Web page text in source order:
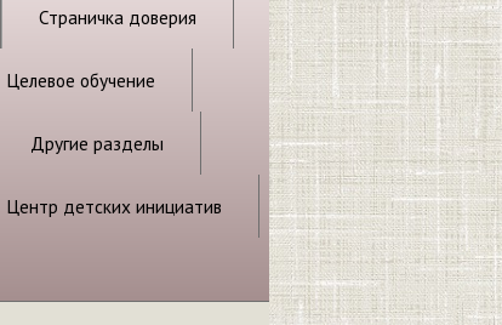
Страничка доверия
Целевое обучение
Другие разделы
Центр детских инициатив